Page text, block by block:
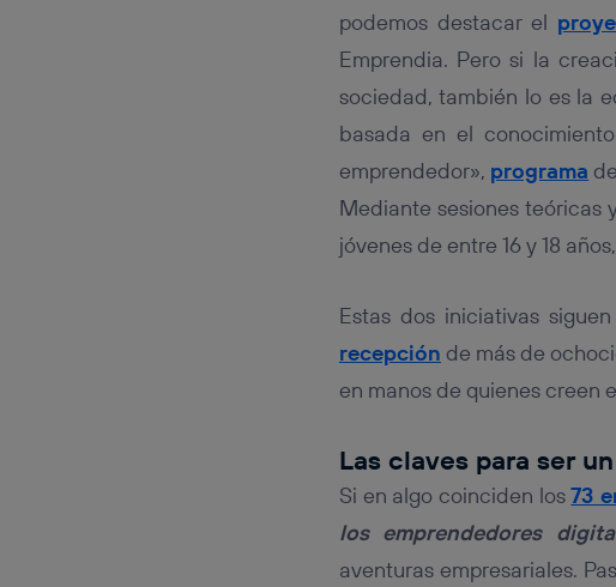
podemos destacar el
Emprendia. Pero si la
sociedad, también lo es la
basada en el
emprendedor», programa
Mediante sesiones teóricas
jóvenes de entre 16 y 18
Estas dos iniciativas
recepción de más de
en manos de quienes creen
Las claves para ser
Si en algo coinciden los73
los emprendedores
aventuras empresariales.